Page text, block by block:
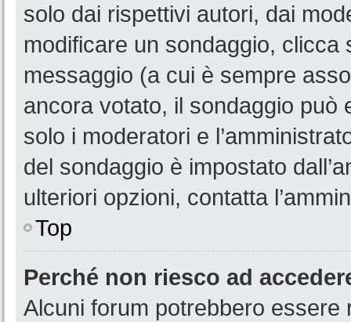
solo dai rispettivi autori, dai
modificare un sondaggio,
messaggio (a cui è sempre
ancora votato, il sondaggio può
solo i moderatori e
del sondaggio è impostato
ulteriori opzioni, contatta
Top
Perché non riesco ad
Alcuni forum potrebbero